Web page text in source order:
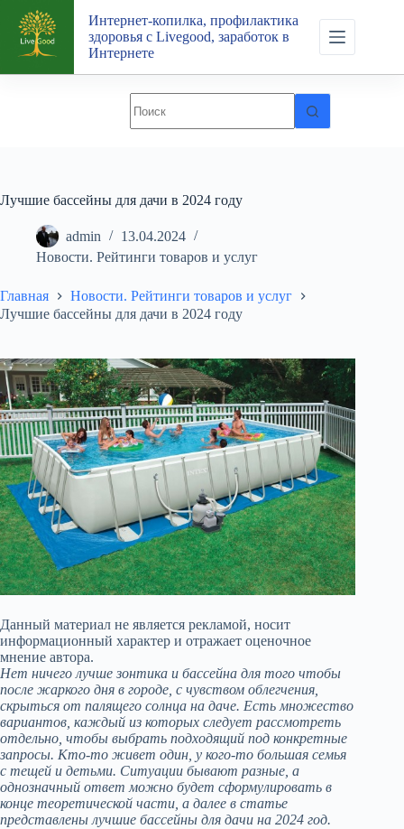
Перейти
сути
Интернет-копилка, профилактика
здоровья с Livegood, заработок в
Интернете
Лучшие бассейны для дачи в 2024 году
admin
13.04.2024
Новости. Рейтинги товаров и услуг
Главная
Новости. Рейтинги товаров и услуг
Лучшие бассейны для дачи в 2024 году
Данный материал не является рекламой, носит
информационный характер и отражает оценочное
мнение автора.
Нет ничего лучше зонтика и бассейна для того чтобы
после жаркого дня в городе, с чувством облегчения,
скрыться от палящего солнца на даче. Есть множество
вариантов, каждый из которых следует рассмотреть
отдельно, чтобы выбрать подходящий под конкретные
запросы. Кто-то живет один, у кого-то большая семья
с тещей и детьми. Ситуации бывают разные, а
однозначный ответ можно будет сформулировать в
конце теоретической части, а далее в статье
представлены лучшие бассейны для дачи на 2024 год.